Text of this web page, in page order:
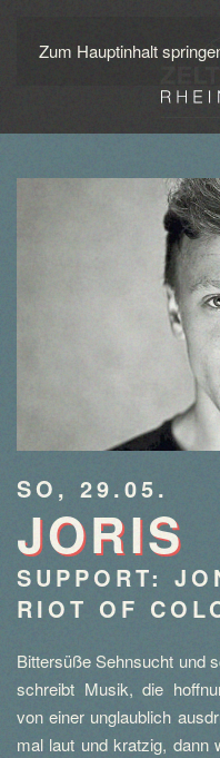
Zum Hauptinhalt
SO, 29.05.
JORIS
SUPPORT:
RIOT OF
Bittersüße Sehnsucht und
schreibt Musik, die
von einer unglaublich
mal laut und kratzig, dann